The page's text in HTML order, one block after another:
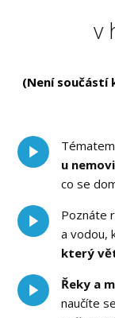
v
(Není součástí
u
co se
Poznáte
a vodou,
který
Řeky a
naučíte